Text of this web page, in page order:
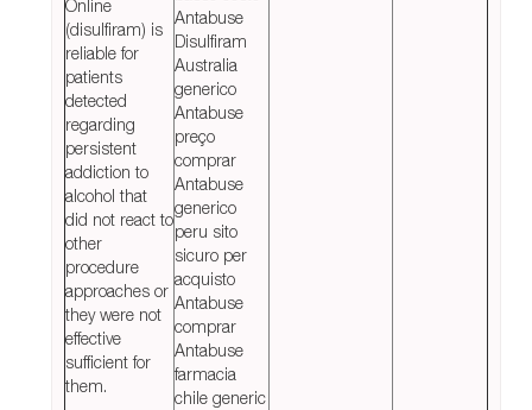
Online
(disulfiram) is
reliable for
patients
detected
regarding
persistent
addiction to
alcohol that
did not react to
other
procedure
approaches or
they were not
effective
sufficient for
them.
Antabuse
Disulfiram
Australia
generico
Antabuse
preço
comprar
Antabuse
generico
peru sito
sicuro per
acquisto
Antabuse
comprar
Antabuse
farmacia
chile generic